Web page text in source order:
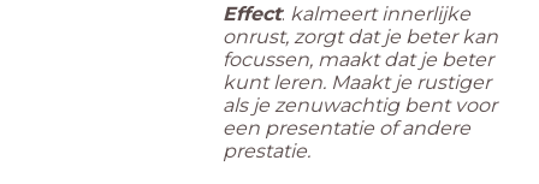
Effect: kalmeert innerlijke
onrust, zorgt dat je beter kan
focussen, maakt dat je beter
kunt leren. Maakt je rustiger
als je zenuwachtig bent voor
een presentatie of andere
prestatie.